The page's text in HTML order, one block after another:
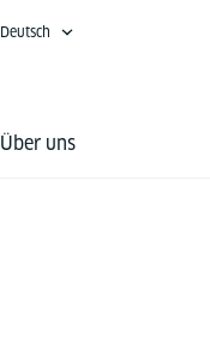
Deutsch
Über uns